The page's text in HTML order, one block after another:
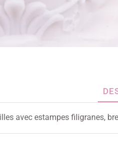
avec estampes filigranes,